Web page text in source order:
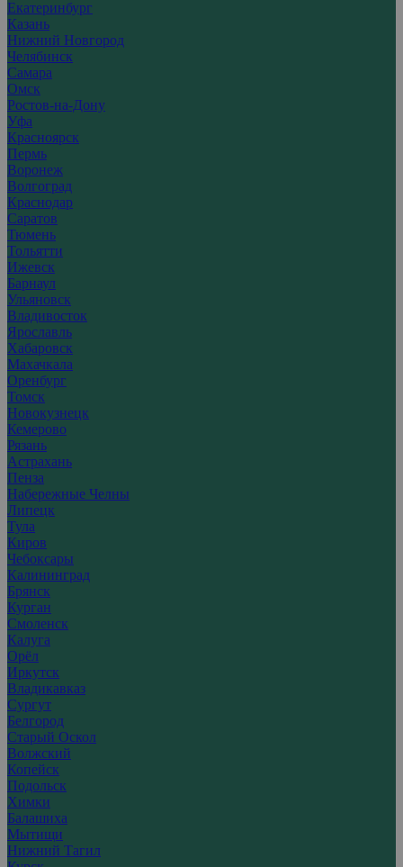
Екатеринбург
Казань
Нижний Новгород
Челябинск
Самара
Омск
Ростов-на-Дону
Уфа
Красноярск
Пермь
Воронеж
Волгоград
Краснодар
Саратов
Тюмень
Тольятти
Ижевск
Барнаул
Ульяновск
Владивосток
Ярославль
Хабаровск
Махачкала
Оренбург
Томск
Новокузнецк
Кемерово
Рязань
Астрахань
Пенза
Набережные Челны
Липецк
Тула
Киров
Чебоксары
Калининград
Брянск
Курган
Смоленск
Калуга
Орёл
Иркутск
Владикавказ
Сургут
Белгород
Старый Оскол
Волжский
Копейск
Подольск
Химки
Балашиха
Мытищи
Нижний Тагил